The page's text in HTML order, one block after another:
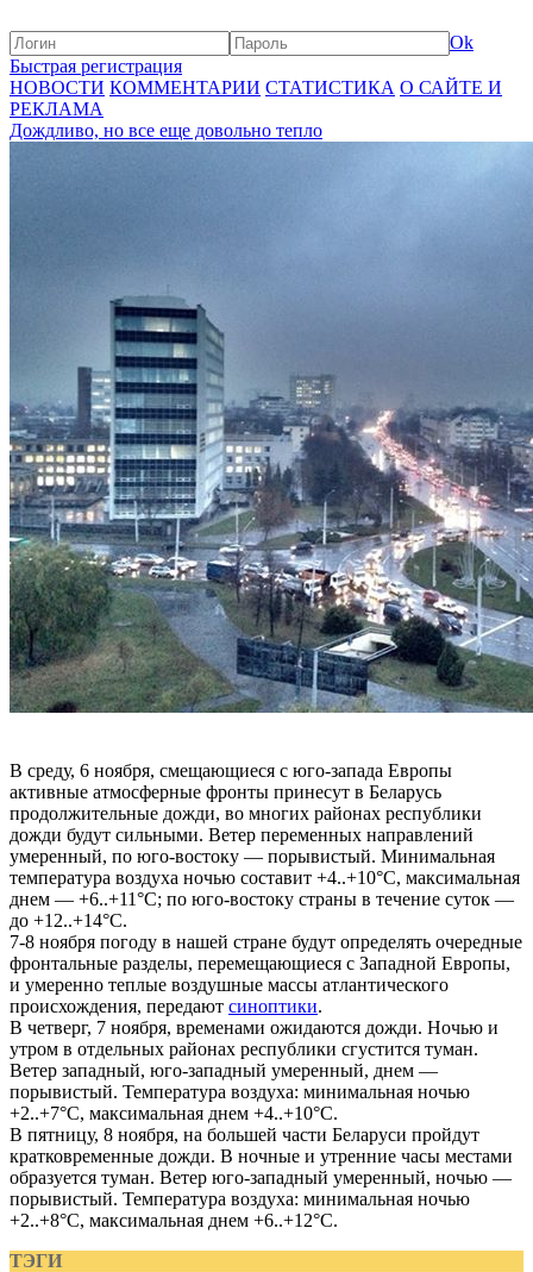
Ok
Быстрая регистрация
НОВОСТИ КОММЕНТАРИИ СТАТИСТИКА О САЙТЕ И
РЕКЛАМА
Дождливо, но все еще довольно тепло
В среду, 6 ноября, смещающиеся с юго-запада Европы
активные атмосферные фронты принесут в Беларусь
продолжительные дожди, во многих районах республики
дожди будут сильными. Ветер переменных направлений
умеренный, по юго-востоку — порывистый. Минимальная
температура воздуха ночью составит +4..+10°С, максимальная
днем — +6..+11°С; по юго-востоку страны в течение суток —
до +12..+14°С.
7-8 ноября погоду в нашей стране будут определять очередные
фронтальные разделы, перемещающиеся с Западной Европы,
и умеренно теплые воздушные массы атлантического
происхождения, передают синоптики.
В четверг, 7 ноября, временами ожидаются дожди. Ночью и
утром в отдельных районах республики сгустится туман.
Ветер западный, юго-западный умеренный, днем —
порывистый. Температура воздуха: минимальная ночью
+2..+7°С, максимальная днем +4..+10°С.
В пятницу, 8 ноября, на большей части Беларуси пройдут
кратковременные дожди. В ночные и утренние часы местами
образуется туман. Ветер юго-западный умеренный, ночью —
порывистый. Температура воздуха: минимальная ночью
+2..+8°С, максимальная днем +6..+12°С.
ТЭГИ